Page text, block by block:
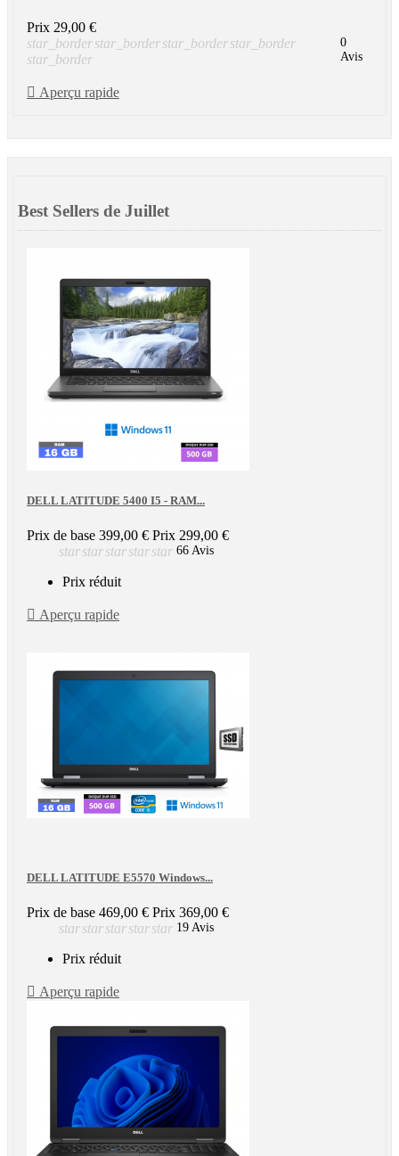
Prix 29,00 €
star_borderstar_borderstar_borderstar_border
star_border
0
Avis
 Aperçu rapide
Best Sellers de Juillet
DELL LATITUDE 5400 I5 - RAM...
Prix de base 399,00 € Prix 299,00 €
starstarstarstarstar 66 Avis
Prix réduit
 Aperçu rapide
DELL LATITUDE E5570 Windows...
Prix de base 469,00 € Prix 369,00 €
starstarstarstarstar 19 Avis
Prix réduit
 Aperçu rapide